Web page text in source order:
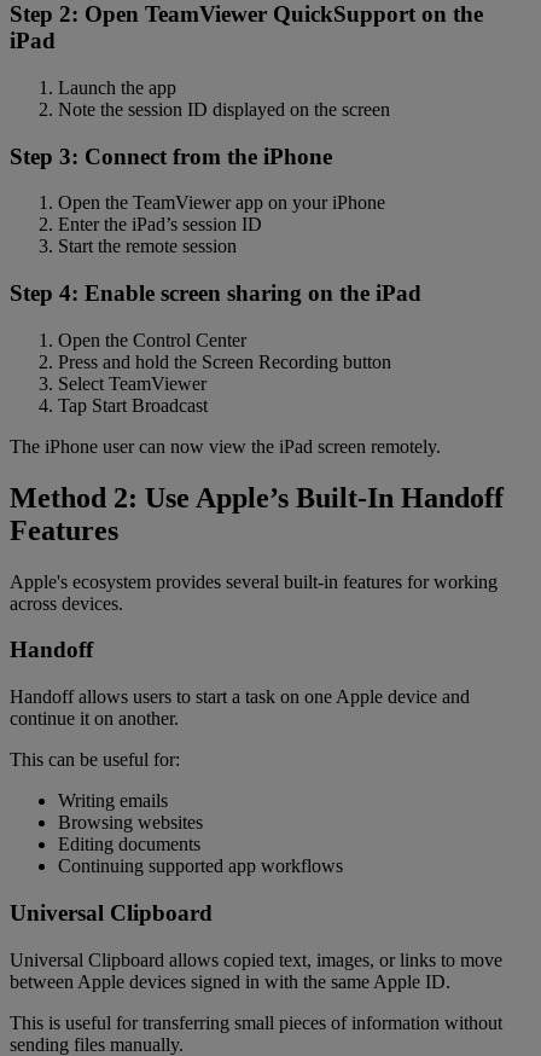
Step 2: Open TeamViewer QuickSupport on the
iPad
Launch the app
Note the session ID displayed on the screen
Step 3: Connect from the iPhone
Open the TeamViewer app on your iPhone
Enter the iPad’s session ID
Start the remote session
Step 4: Enable screen sharing on the iPad
Open the Control Center
Press and hold the Screen Recording button
Select TeamViewer
Tap Start Broadcast
The iPhone user can now view the iPad screen remotely.
Method 2: Use Apple’s Built-In Handoff
Features
Apple's ecosystem provides several built-in features for working
across devices.
Handoff
Handoff allows users to start a task on one Apple device and
continue it on another.
This can be useful for:
Writing emails
Browsing websites
Editing documents
Continuing supported app workflows
Universal Clipboard
Universal Clipboard allows copied text, images, or links to move
between Apple devices signed in with the same Apple ID.
This is useful for transferring small pieces of information without
sending files manually.